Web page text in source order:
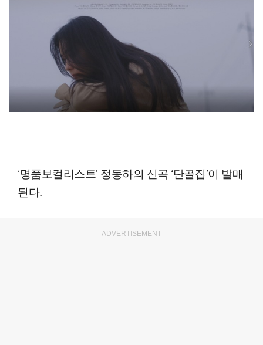
‘명품보컬리스트’ 정동하의 신곡 ‘단골집’이 발매
된다.
ADVERTISEMENT